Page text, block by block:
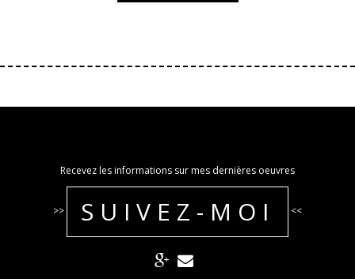
Recevez les informations sur mes dernières oeuvres
>> SUIVEZ-MOI <<